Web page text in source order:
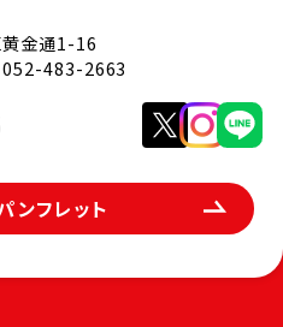
金通1-16
052-483-2663
ンフレット